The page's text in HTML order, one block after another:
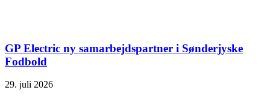
GP Electric ny samarbejdspartner i Sønderjyske
Fodbold
29. juli 2026